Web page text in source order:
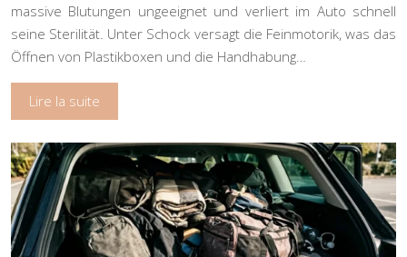
massive Blutungen ungeeignet und verliert im Auto schnell
seine Sterilität. Unter Schock versagt die Feinmotorik, was das
Öffnen von Plastikboxen und die Handhabung…
Lire la suite